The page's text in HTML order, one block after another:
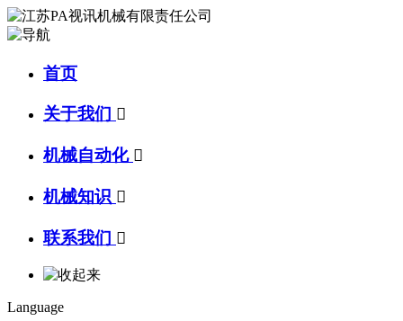
首页
关于我们 
机械自动化 
机械知识 
联系我们 
Language